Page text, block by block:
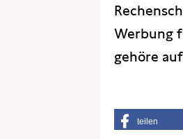
Werbung
gehöre
teilen